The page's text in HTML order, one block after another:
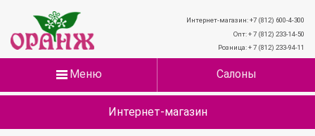
Интернет-магазин: +7 (812) 600-4-300
Опт: + 7 (812) 233-14-50
Розница: + 7 (812) 233-94-11
Меню Салоны
Интернет-магазин